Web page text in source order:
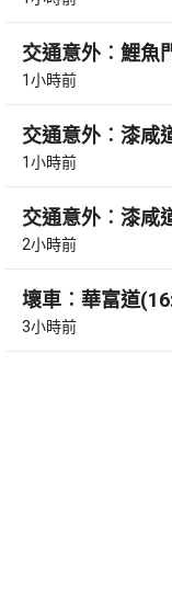
交通意外︰鯉魚
1小時前
交通意外︰漆咸
1小時前
交通意外︰漆咸
2小時前
壞車︰華富道
3小時前